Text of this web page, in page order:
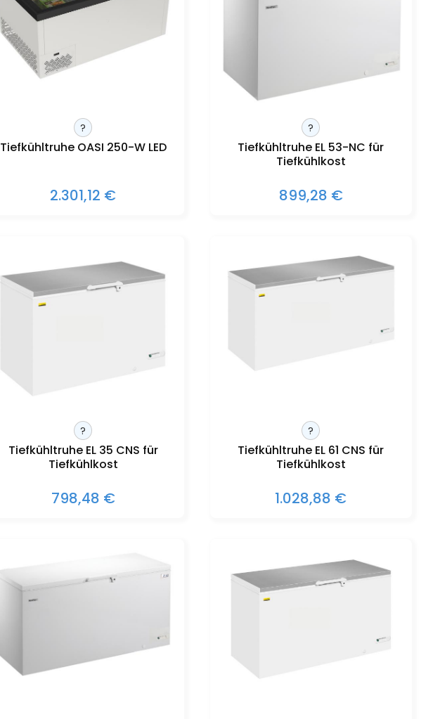
?
Tiefkühltruhe OASI 250-W LED
2.301,12 €
?
Tiefkühltruhe EL 53-NC für
Tiefkühlkost
899,28 €
?
Tiefkühltruhe EL 35 CNS für
Tiefkühlkost
798,48 €
?
Tiefkühltruhe EL 61 CNS für
Tiefkühlkost
1.028,88 €